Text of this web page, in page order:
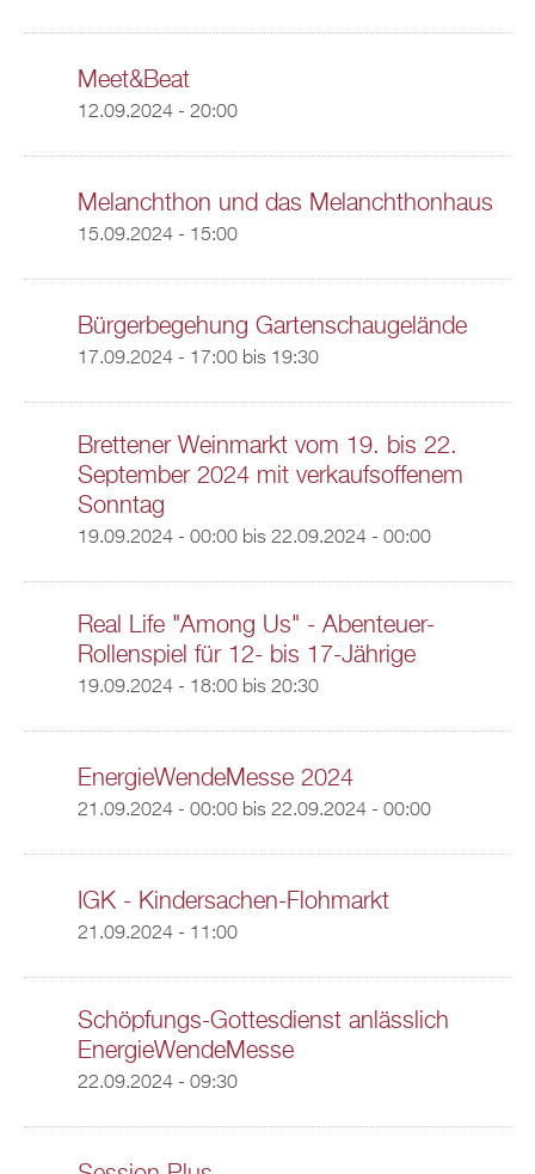
Meet&Beat
12.09.2024 - 20:00
Melanchthon und das Melanchthonhaus
15.09.2024 - 15:00
Bürgerbegehung Gartenschaugelände
17.09.2024 - 17:00bis 19:30
Brettener Weinmarkt vom 19. bis 22.
September 2024 mit verkaufsoffenem
Sonntag
19.09.2024 - 00:00bis 22.09.2024 - 00:00
Real Life "Among Us" - Abenteuer-
Rollenspiel für 12- bis 17-Jährige
19.09.2024 - 18:00bis 20:30
EnergieWendeMesse 2024
21.09.2024 - 00:00bis 22.09.2024 - 00:00
IGK - Kindersachen-Flohmarkt
21.09.2024 - 11:00
Schöpfungs-Gottesdienst anlässlich
EnergieWendeMesse
22.09.2024 - 09:30